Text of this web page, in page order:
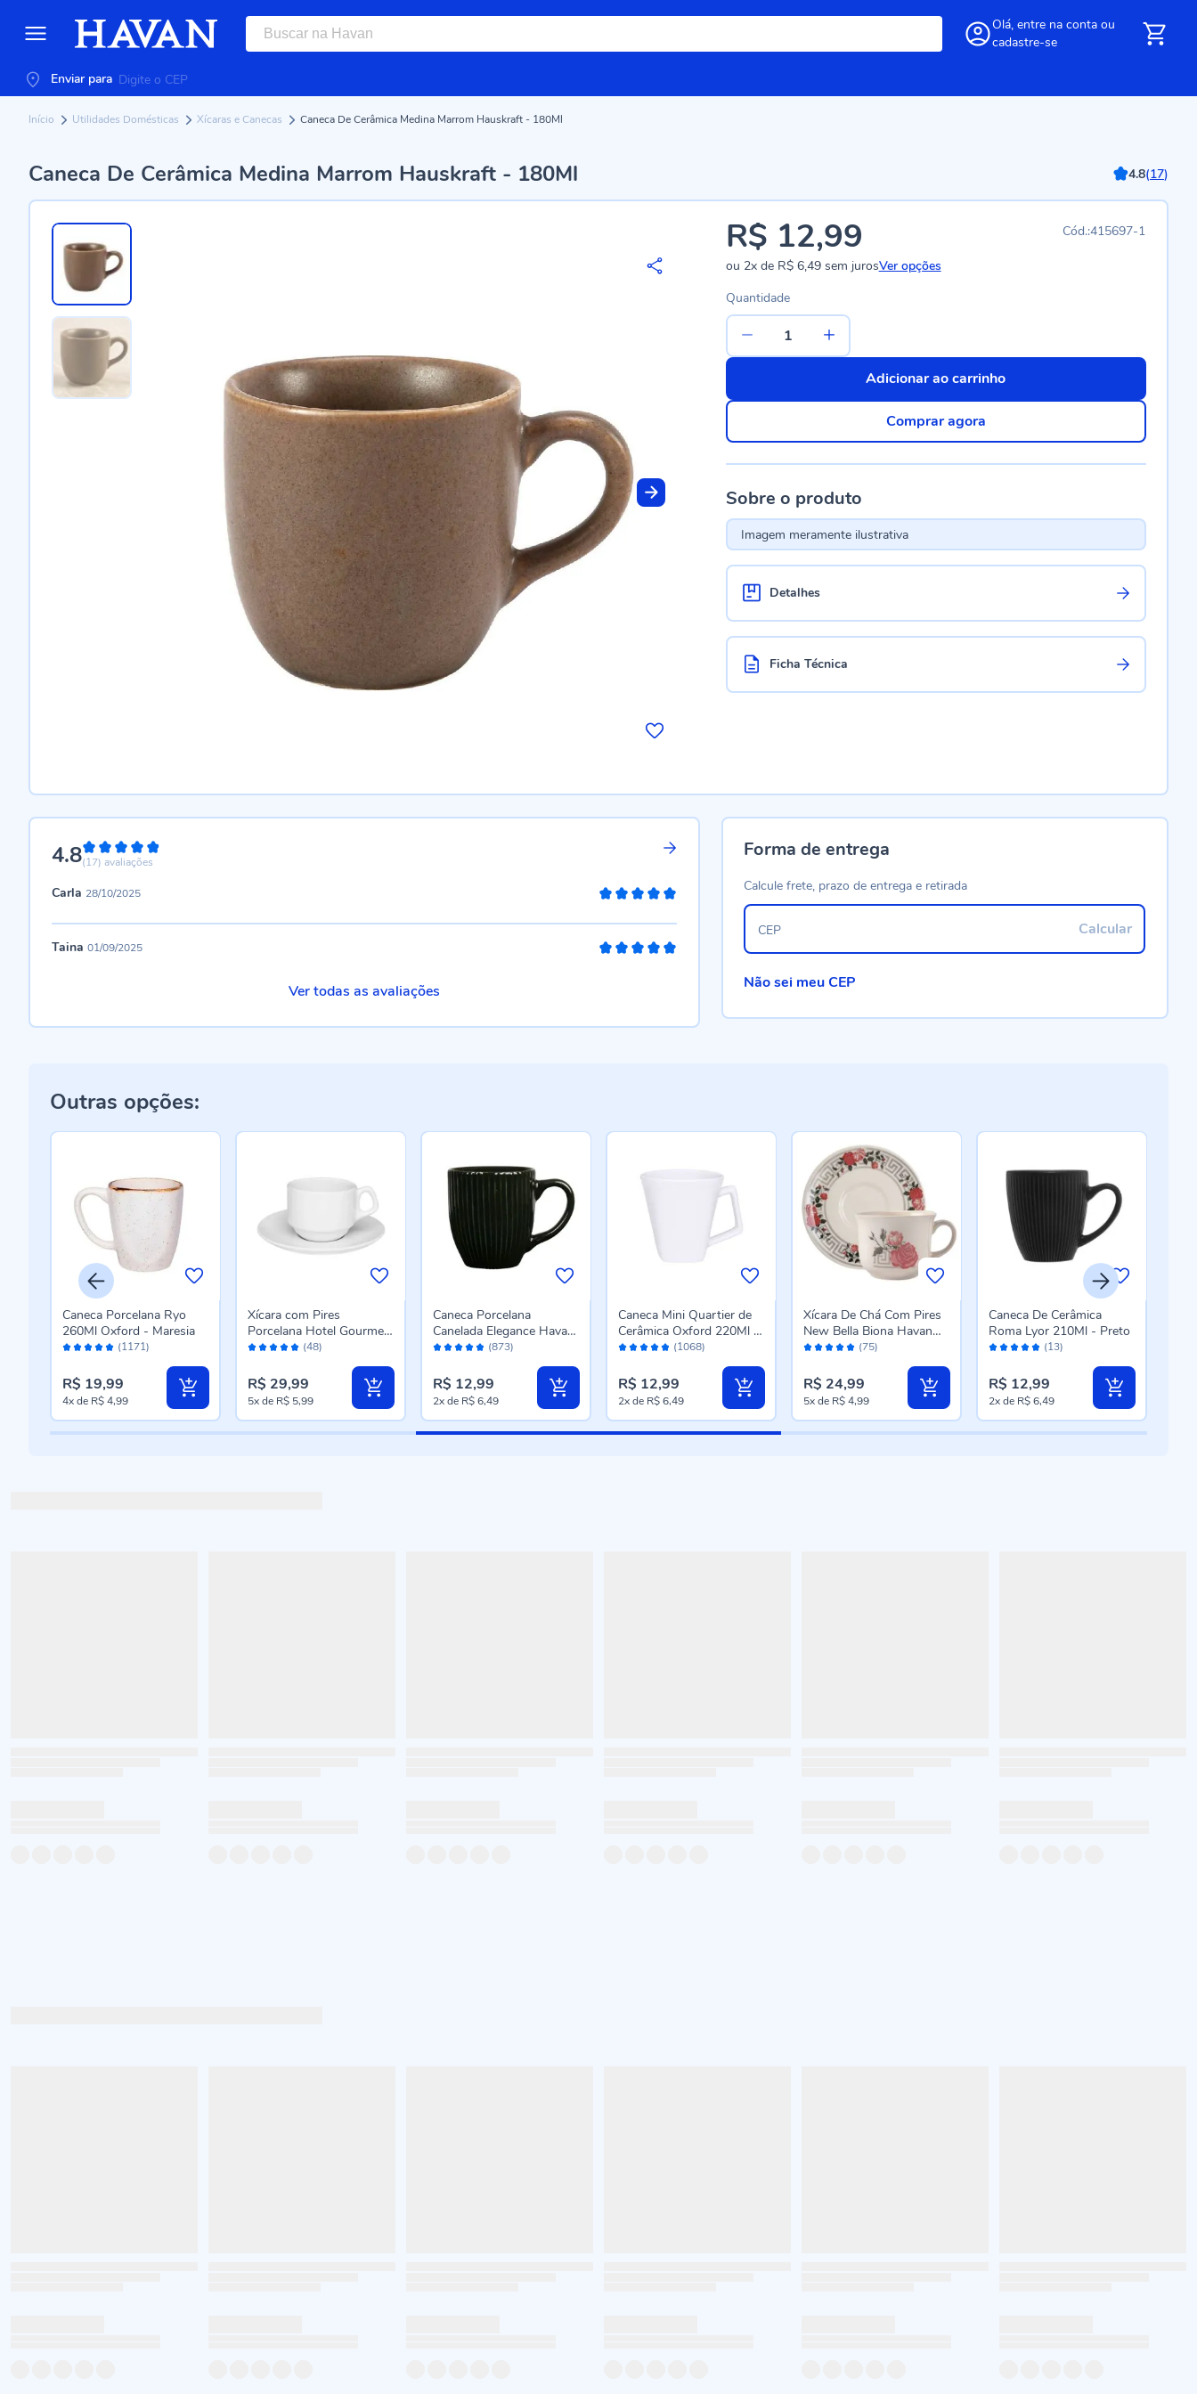
Olá, entre na conta ou
cadastre-se
Enviar para
Início Utilidades Domésticas Xícaras e Canecas Caneca De Cerâmica Medina Marrom Hauskraft - 180Ml
Caneca De Cerâmica Medina Marrom Hauskraft - 180Ml 4.8(17)
415697-1
R$ 12,99
ou 2xde R$ 6,49sem jurosVer opções
Quantidade
Adicionar ao carrinho
Comprar agora
Sobre o produto
Imagem meramente ilustrativa
Detalhes
Ficha Técnica
4.896%
(17) avaliações
Carla 28/10/2025
Taina 01/09/2025
Ver todas as avaliações
Forma de entrega
Calcule frete, prazo de entrega e retirada
Calcular
CEP
Não sei meu CEP
Outras opções:
Avaliação: (1171)
Caneca Porcelana Ryo
260Ml Oxford - Maresia
R$ 19,99
4xde R$ 4,99
Avaliação: (48)
Xícara com Pires
Porcelana Hotel Gourmet
Oxford - 200 ml
R$ 29,99
5xde R$ 5,99
Avaliação: (873)
Caneca Porcelana
Canelada Elegance Havan
Casa 300Ml - Preto
R$ 12,99
2xde R$ 6,49
Avaliação: (1068)
Caneca Mini Quartier de
Cerâmica Oxford 220Ml -
Branco
R$ 12,99
2xde R$ 6,49
Avaliação: (75)
Xícara De Chá Com Pires
New Bella Biona Havan
Casa 200Ml - Cerâmica
R$ 24,99
5xde R$ 4,99
Avaliação: (13)
Caneca De Cerâmica
Roma Lyor 210Ml - Preto
R$ 12,99
2xde R$ 6,49